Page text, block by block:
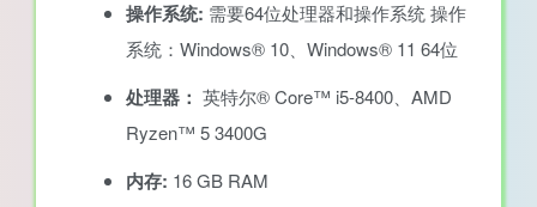
操作系统: 需要64位处理器和操作系统 操作
系统：Windows® 10、Windows® 11 64位
处理器： 英特尔® Core™ i5-8400、AMD
Ryzen™ 5 3400G
内存: 16 GB RAM